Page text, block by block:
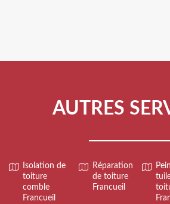
AUTRES
Isolation de
toiture
comble
Francueil
Réparation
de toiture
Francueil